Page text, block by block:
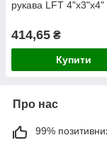
рукава LFT 4"x3"x4"
414,65 ₴
Купити
Про нас
99%